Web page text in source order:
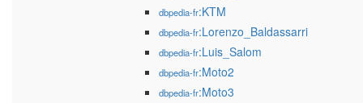
dbpedia-fr:KTM
dbpedia-fr:Lorenzo_Baldassarri
dbpedia-fr:Luis_Salom
dbpedia-fr:Moto2
dbpedia-fr:Moto3